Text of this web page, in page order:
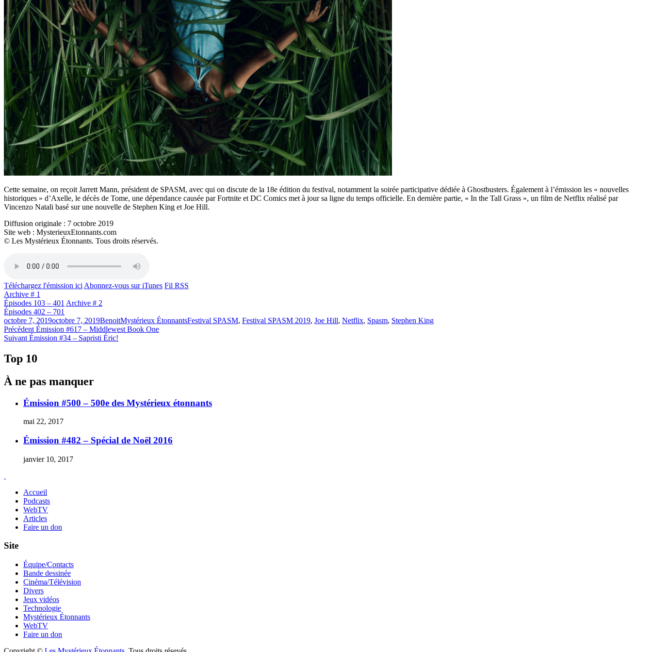
Cette semaine, on reçoit Jarrett Mann, président de SPASM, avec qui on discute de la 18e édition du festival, notamment la soirée participative dédiée à Ghostbusters. Également à l’émission les « nouvelles
historiques » d’Axelle, le décès de Tome, une dépendance causée par Fortnite et DC Comics met à jour sa ligne du temps officielle. En dernière partie, « In the Tall Grass », un film de Netflix réalisé par
Vincenzo Natali basé sur une nouvelle de Stephen King et Joe Hill.
Diffusion originale : 7 octobre 2019
Site web : MysterieuxEtonnants.com
© Les Mystérieux Étonnants. Tous droits réservés.
Téléchargez l'émission ici Abonnez-vous sur iTunes Fil RSS
Archive # 1
Épisodes 103 – 401 Archive # 2
Épisodes 402 – 701
Publié
le
octobre 7, 2019octobre 7, 2019BenoitCatégories
Mystérieux ÉtonnantsÉtiquettes
Festival SPASM, Festival SPASM 2019, Joe Hill, Netflix, Spasm, Stephen King
Navigation
de
l'article
Précédent Article
précédent :
Émission #617 – Middlewest Book One
Suivant Article
Émission #34 – Sapristi Éric!
Top 10
À ne pas manquer
Émission #500 – 500e des Mystérieux étonnants
mai 22, 2017
Émission #482 – Spécial de Noël 2016
janvier 10, 2017
Accueil
Podcasts
WebTV
Articles
Faire un don
Site
Équipe/Contacts
Bande dessinée
Cinéma/Télévision
Divers
Jeux vidéos
Technologie
Mystérieux Étonnants
WebTV
Faire un don